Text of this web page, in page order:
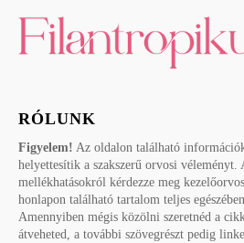
RÓLUNK
Figyelem! Az oldalon található
helyettesítik a szakszerű orvosi véleményt.
mellékhatásokról kérdezze meg
honlapon található tartalom teljes
Amennyiben mégis közölni szeretnéd a
átveheted, a további szövegrészt pedig